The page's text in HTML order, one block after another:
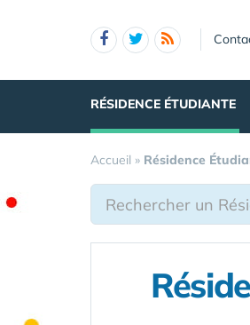
RÉSIDENCE ÉTUDIANTE
Accueil » Résidence